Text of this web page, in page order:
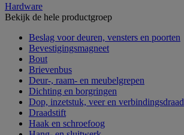
Hardware
Bekijk de hele productgroep
Beslag voor deuren, vensters en poorten
Bevestigingsmagneet
Bout
Brievenbus
Deur-, raam- en meubelgrepen
Dichting en borgringen
Dop, inzetstuk, veer en verbindingsdraad
Draadstift
Haak en schroefoog